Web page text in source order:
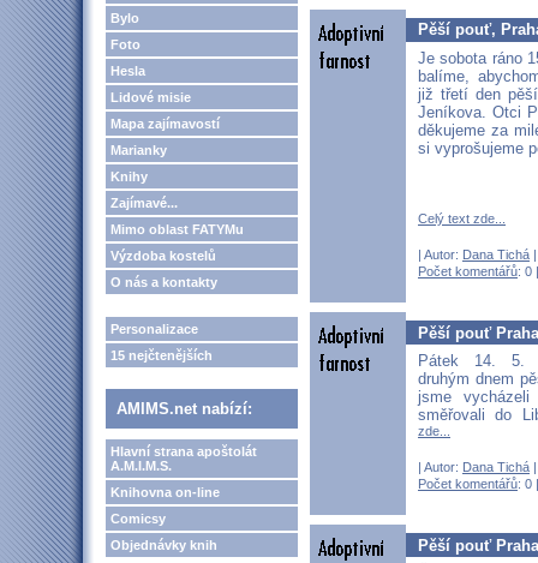
Bylo
Foto
Hesla
Lidové misie
Mapa zajímavostí
Marianky
Knihy
Zajímavé...
Mimo oblast FATYMu
Výzdoba kostelů
O nás a kontakty
Personalizace
15 nejčtenějších
AMIMS.net nabízí:
Hlavní strana apoštolát
A.M.I.M.S.
Knihovna on-line
Comicsy
Objednávky knih
Pěší pouť,
Je sobota ráno
balíme,
již třetí den
Jeníkova. Otci
děkujeme za
si vyprošujeme
Celý text zde...
| Autor: Dana Tichá
Počet komentářů: 0
Pěší pouť
Pátek 14. 5.
druhým dnem
jsme
směřovali do
zde...
| Autor: Dana Tichá
Počet komentářů: 0
Pěší pouť